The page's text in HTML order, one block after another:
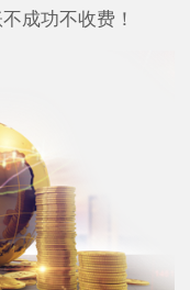
成功不收费！